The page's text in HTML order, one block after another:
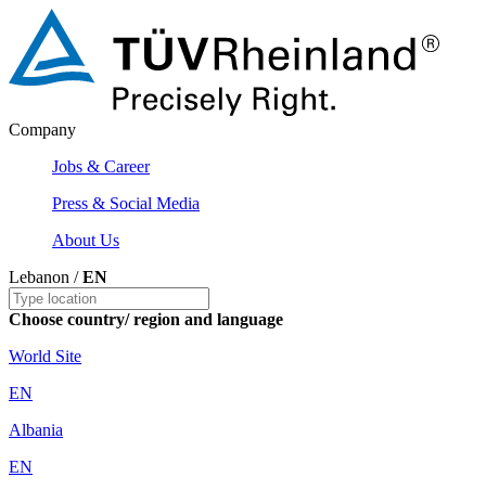
Company
Jobs & Career
Press & Social Media
About Us
Lebanon /EN
Choose country/ region and language
World Site
EN
Albania
EN